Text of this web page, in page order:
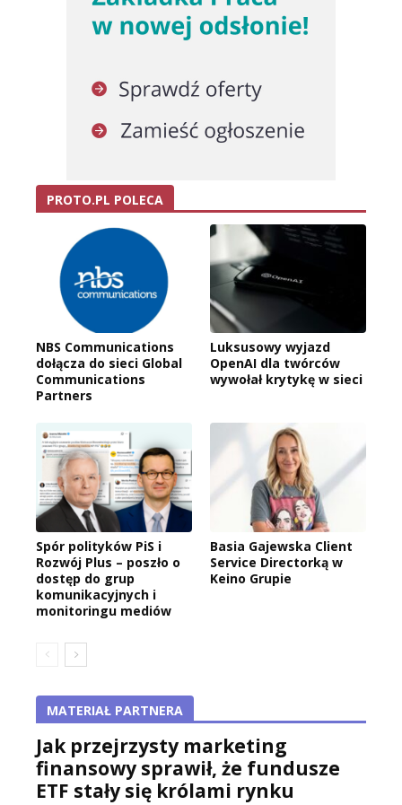
PROTO.PL POLECA
NBS Communications
dołącza do sieci Global
Communications
Partners
Luksusowy wyjazd
OpenAI dla twórców
wywołał krytykę w sieci
Spór polityków PiS i
Rozwój Plus – poszło o
dostęp do grup
komunikacyjnych i
monitoringu mediów
Basia Gajewska Client
Service Directorką w
Keino Grupie
MATERIAŁ PARTNERA
Jak przejrzysty marketing
finansowy sprawił, że fundusze
ETF stały się królami rynku